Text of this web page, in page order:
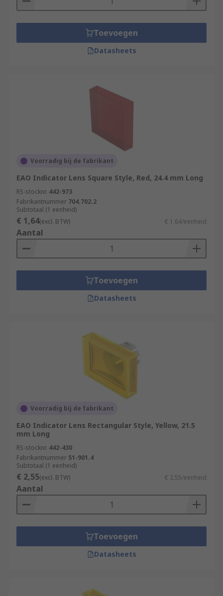
• Agricultural equipment
Lenses are available in various shapes, profiles
• Rectangular, round and square
• Clear or coloured
Toevoegen
Datasheets
Voorradig bij de fabrikant
EAO Indicator Lens Square Style, Red, 24.4 mm Long
RS-stocknr. 442-973
Fabrikantnummer 704.702.2
Subtotaal (1 eenheid)
€ 1,64(excl. BTW) € 1,64/eenheid
Aantal
Toevoegen
Datasheets
Voorradig bij de fabrikant
EAO Indicator Lens Rectangular Style, Yellow, 21.5
mm Long
RS-stocknr. 442-430
Fabrikantnummer 51-901.4
Subtotaal (1 eenheid)
€ 2,55(excl. BTW) € 2,55/eenheid
Aantal
Toevoegen
Datasheets